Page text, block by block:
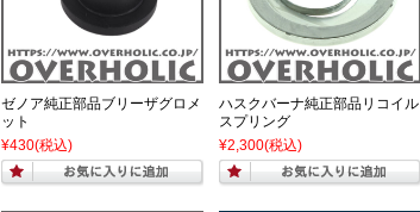
ゼノア純正部品ブリーザグロメ
ット
¥430(税込)
ハスクバーナ純正部品リコイル
スプリング
¥2,300(税込)